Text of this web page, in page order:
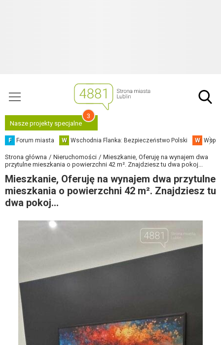
Nasze projekty specjalne
3
F Forum miasta W Wschodnia Flanka: Bezpieczeństwo Polski W
Strona główna Nieruchomości
Mieszkanie, Oferuję na wynajem dwa
przytulne mieszkania o powierzchni 42 m². Znajdziesz tu dwa pokoj...
Mieszkanie, Oferuję na wynajem dwa przytulne
mieszkania o powierzchni 42 m². Znajdziesz tu
dwa pokoj...